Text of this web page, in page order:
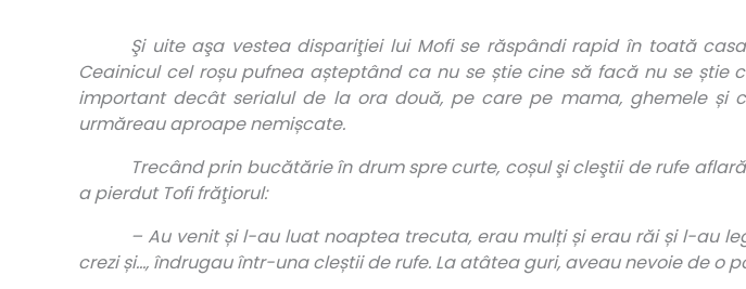
Şi uite aşa vestea dispariţiei lui Mofi se răspândi rapid în toată
Ceainicul cel roșu pufnea așteptând ca nu se știe cine să facă nu se
important decât serialul de la ora două, pe care pe mama, ghemele
urmăreau aproape nemișcate.
Trecând prin bucătărie în drum spre curte, coșul şi cleştii de rufe
a pierdut Tofi frăţiorul:
– Au venit și l-au luat noaptea trecuta, erau mulți și erau răi și l-au
crezi și…, îndrugau într-una cleștii de rufe. La atâtea guri, aveau nevoie de o